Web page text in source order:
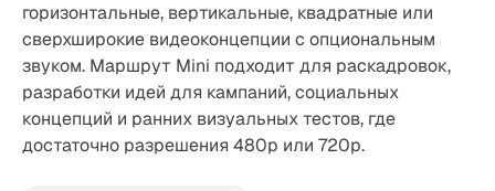
горизонтальные, вертикальные, квадратные или
сверхширокие видеоконцепции с опциональным
звуком. Маршрут Mini подходит для раскадровок,
разработки идей для кампаний, социальных
концепций и ранних визуальных тестов, где
достаточно разрешения 480p или 720p.